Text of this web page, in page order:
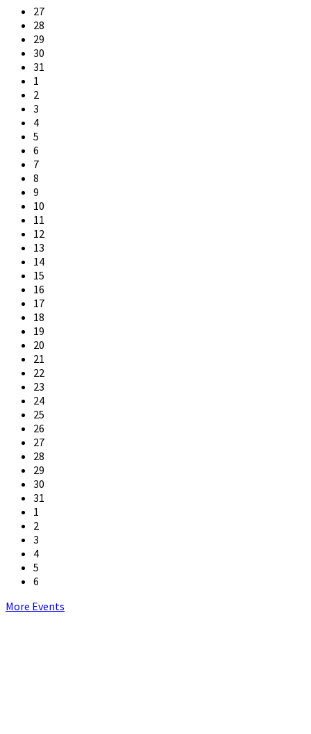
Skip
calendar
days
27
28
29
30
31
1
2
3
4
5
6
7
8
9
10
11
12
13
14
15
16
17
18
19
20
21
22
23
24
25
26
27
28
29
30
31
1
2
3
4
5
6
Back
More Events